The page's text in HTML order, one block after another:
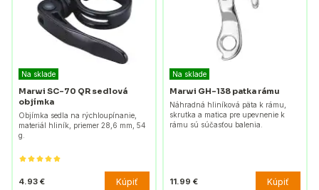
Na sklade
Marwi SC-70 QR sedlová
objímka
Objímka sedla na rýchloupínanie,
materiál hliník, priemer 28,6 mm, 54
g.
4.93 € Kúpiť
Na sklade
Marwi GH-138 patka rámu
Náhradná hliníková päta k rámu,
skrutka a matica pre upevnenie k
rámu sú súčasťou balenia.
11.99 € Kúpiť